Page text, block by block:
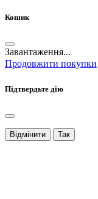
Кошик
Завантаження...
Продовжити покупки
Підтвердьте дію
Відмінити Так